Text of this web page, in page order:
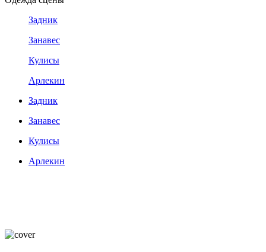
Задник
Занавес
Кулисы
Арлекин
Задник
Занавес
Кулисы
Арлекин